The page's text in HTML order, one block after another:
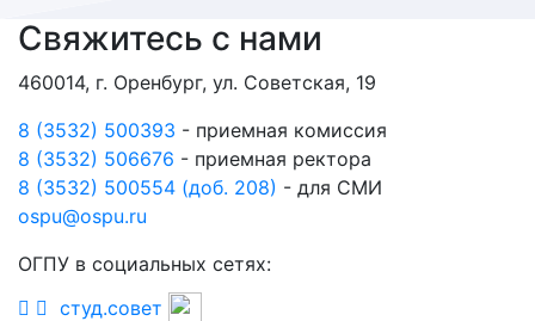
Свяжитесь с нами
460014, г. Оренбург, ул. Советская, 19
8 (3532) 500393 - приемная комиссия
8 (3532) 506676 - приемная ректора
8 (3532) 500554 (доб. 208) - для СМИ
ospu@ospu.ru
ОГПУ в социальных сетях:
студ.совет